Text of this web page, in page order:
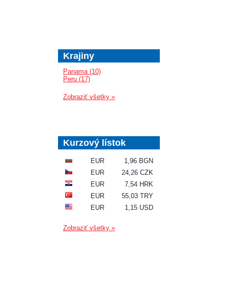
Krajiny
Panama (10)
Peru (17)
Zobraziť všetky »
Kurzový lístok
EUR
1,96 BGN
EUR
24,26 CZK
EUR
7,54 HRK
EUR
55,03 TRY
EUR
1,15 USD
Zobraziť všetky »